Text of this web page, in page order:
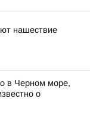
нашествие
в Черном море,
о